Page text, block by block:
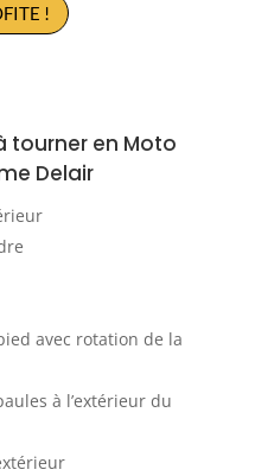
!
tourner en Moto
Delair
avec rotation de la
à l’extérieur du